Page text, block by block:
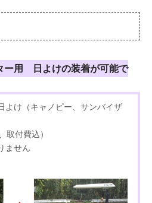
ー用 日よけの装着が可能で
け（キャノピー、サンバイザ
付費込）
ません